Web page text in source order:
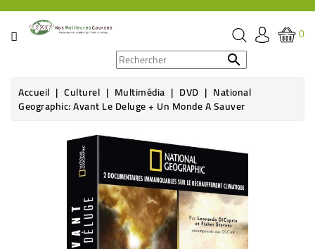
CATÉGORIE
ÉPICERIE
0

Accueil Culturel Multimédia DVD National
Geographic: Avant Le Deluge + Un Monde A Sauver